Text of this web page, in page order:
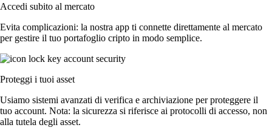
Accedi subito al mercato
Evita complicazioni: la nostra app ti connette direttamente al mercato
per gestire il tuo portafoglio cripto in modo semplice.
Proteggi i tuoi asset
Usiamo sistemi avanzati di verifica e archiviazione per proteggere il
tuo account. Nota: la sicurezza si riferisce ai protocolli di accesso, non
alla tutela degli asset.